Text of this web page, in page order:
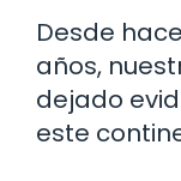
Desde
años,
dejado
este